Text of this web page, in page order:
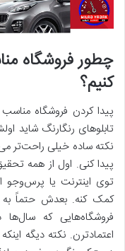
چطور فروشگاه
کنیم؟
پیدا کردن فروشگاه
تابلوهای رنگارنگ شاید
نکته ساده خیلی راحت‌تر
پیدا کنی. اول از همه
توی اینترنت یا پرس‌وجو
کمک کنه. بعدش حتماً به
فروشگاه‌هایی که
اعتمادترن. نکته دیگه